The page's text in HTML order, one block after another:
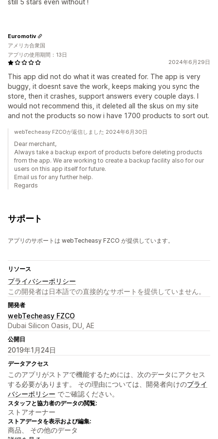
still 5 stars even without !
2024年6月29日
This app did not do what it was created for. The app is very
buggy, it doesnt save the work, keeps making you sync the
store, then it crashes, support answers every couple days. I
would not recommend this, it deleted all the skus on my site
and not the products so now i have 1700 products to sort out.
Euromotiv
アメリカ合衆国
アプリの使用期間：13日
webTecheasy FZCOが返信しました 2024年6月30日
Dear merchant,
Always take a backup export of products before deleting products
from the app. We are working to create a backup facility also for our
users on this app itself for future.
Email us for any further help.
Regards
サポート
アプリのサポートは webTecheasy FZCO が提供しています。
リソース
プライバシーポリシー
この開発者は日本語での直接的なサポートを提供していません。
開発者
webTecheasy FZCO
Dubai Silicon Oasis, DU, AE
公開日
2019年1月24日
データアクセス
このアプリがストアで機能するためには、次のデータにアクセス
する必要があります。 その理由については、開発者向けのプライ
バシーポリシー でご確認ください。
スタッフと協力者のデータの閲覧:
ストアオーナー
ストアデータを表示および編集:
商品、 その他のデータ